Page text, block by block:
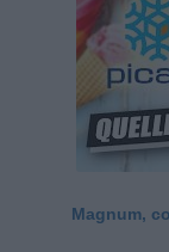
Magnum,